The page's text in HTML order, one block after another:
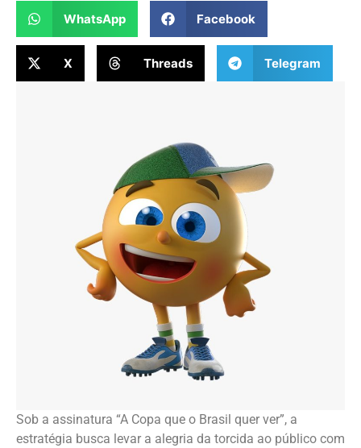
WhatsApp
Facebook
X Threads Telegram
Sob a assinatura “A Copa que o Brasil quer ver”, a
estratégia busca levar a alegria da torcida ao público com